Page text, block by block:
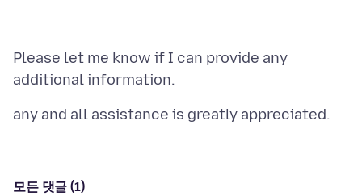
Please let me know if I can provide any
모든 댓글 (1)